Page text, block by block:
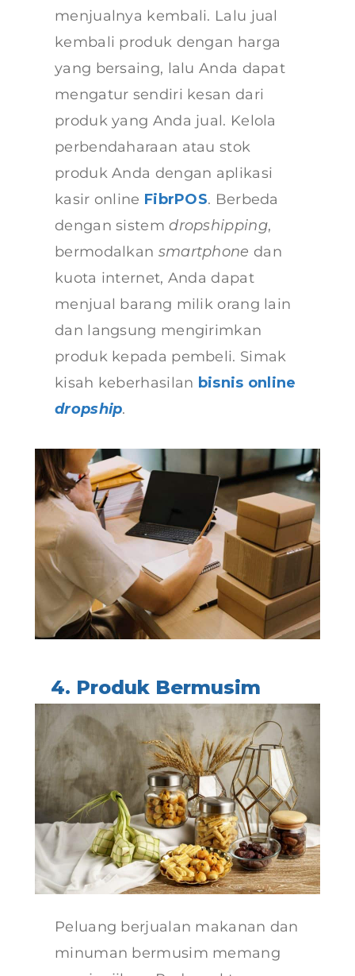
menjualnya kembali. Lalu jual
kembali produk dengan harga
yang bersaing, lalu Anda dapat
mengatur sendiri kesan dari
produk yang Anda jual. Kelola
perbendaharaan atau stok
produk Anda dengan aplikasi
kasir online FibrPOS. Berbeda
dengan sistemdropshipping,
bermodalkan smartphone dan
kuota internet, Anda dapat
menjual barang milik orang lain
dan langsung mengirimkan
produk kepada pembeli. Simak
kisah keberhasilan bisnis online
dropship.
4. Produk Bermusim
Peluang berjualan makanan dan
minuman bermusim memang